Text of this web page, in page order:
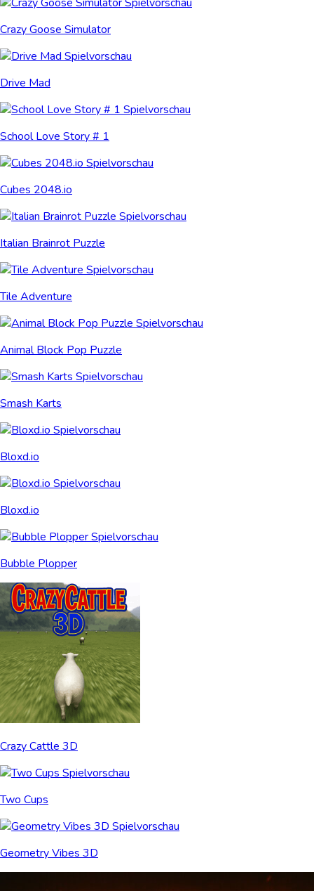
Crazy Goose Simulator
Drive Mad
School Love Story # 1
Cubes 2048.io
Italian Brainrot Puzzle
Tile Adventure
Animal Block Pop Puzzle
Smash Karts
Bloxd.io
Bloxd.io
Bubble Plopper
Crazy Cattle 3D
Two Cups
Geometry Vibes 3D